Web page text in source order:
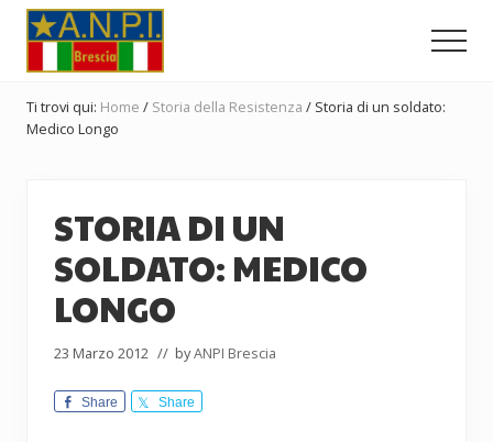
Menu
Passa
contenuto
principale
Passa
alla
barra
laterale
primaria
Passa
pagina
Provinciale
dell'ANPI
Ti trovi qui: Home / Storia della Resistenza / Storia di un soldato:
Medico Longo
STORIA DI UN
SOLDATO: MEDICO
LONGO
23 Marzo 2012 // byANPI Brescia
Share Share